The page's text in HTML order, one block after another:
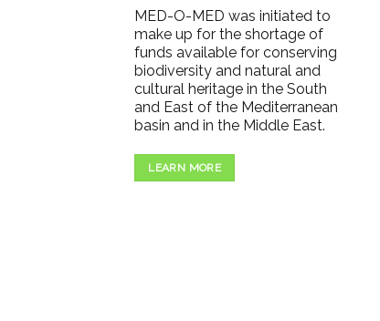
MED-O-MED was initiated to
make up for the shortage of
funds available for conserving
biodiversity and natural and
cultural heritage in the South
and East of the Mediterranean
basin and in the Middle East.
LEARN MORE